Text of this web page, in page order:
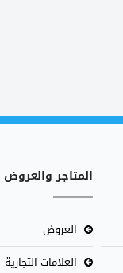
المتاجر والعروض
العروض
العلامات التجارية